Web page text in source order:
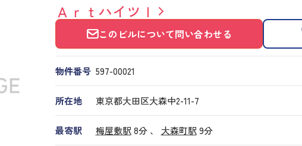
ＡｒｔハイツＩ
このビルについて問い合わせる
物件番号 597​-​00021
所在地 東京都大田区大森中2-11-7
最寄駅 梅屋敷駅8分 、 大森町駅9分